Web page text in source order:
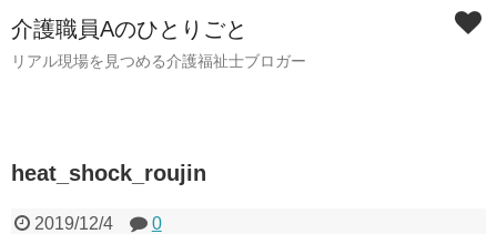
介護職員Aのひとりごと
リアル現場を見つめる介護福祉士ブロガー
heat_shock_roujin
2019/12/4 0